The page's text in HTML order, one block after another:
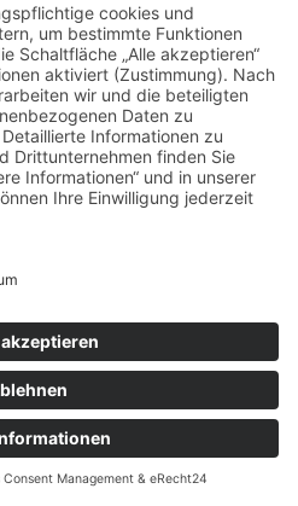
Renovierungsstau.
Standards, wie der
moderne
werden im
positiv bewertet.
Ertragskraft: Bei
wie
spielen die
eine zentrale
bewertet
Mietstruktur auch das
sowie die Dauer
Mietverhältnisse. Falls